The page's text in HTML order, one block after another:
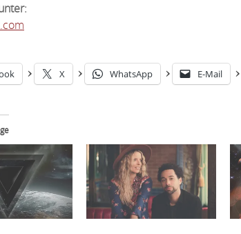
X WhatsApp E-Mail